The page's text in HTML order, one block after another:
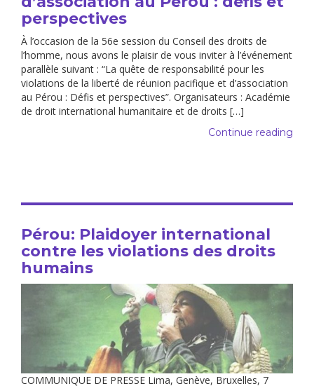
perspectives
À l’occasion de la 56e session du Conseil des droits de
l’homme, nous avons le plaisir de vous inviter à l’événement
parallèle suivant : “La quête de responsabilité pour les
violations de la liberté de réunion pacifique et d’association
au Pérou : Défis et perspectives”. Organisateurs : Académie
de droit international humanitaire et de droits […]
Continue reading
Pérou: Plaidoyer international
contre les violations des droits
humains
COMMUNIQUE DE PRESSE Lima, Genève, Bruxelles, 7